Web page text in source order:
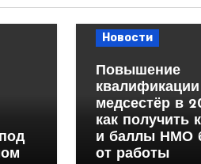
Новости
Повышение
медсестёр в
как получить
и баллы НМО
от работы